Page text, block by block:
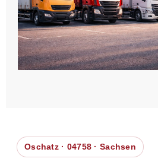
Oschatz · 04758 · Sachsen